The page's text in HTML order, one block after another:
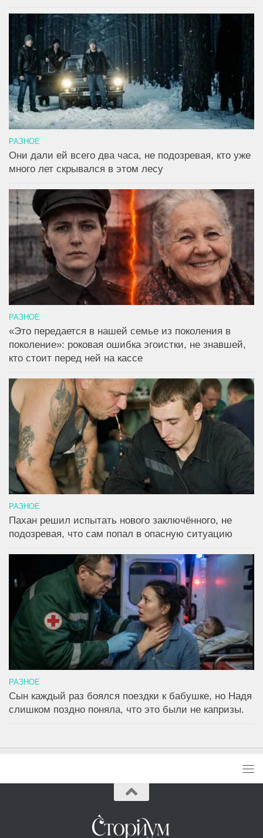
РАЗНОЕ
Они дали ей всего два часа, не подозревая, кто уже
много лет скрывался в этом лесу
РАЗНОЕ
«Это передается в нашей семье из поколения в
поколение»: роковая ошибка эгоистки, не знавшей,
кто стоит перед ней на кассе
РАЗНОЕ
Пахан решил испытать нового заключённого, не
подозревая, что сам попал в опасную ситуацию
РАЗНОЕ
Сын каждый раз боялся поездки к бабушке, но Надя
слишком поздно поняла, что это были не капризы.